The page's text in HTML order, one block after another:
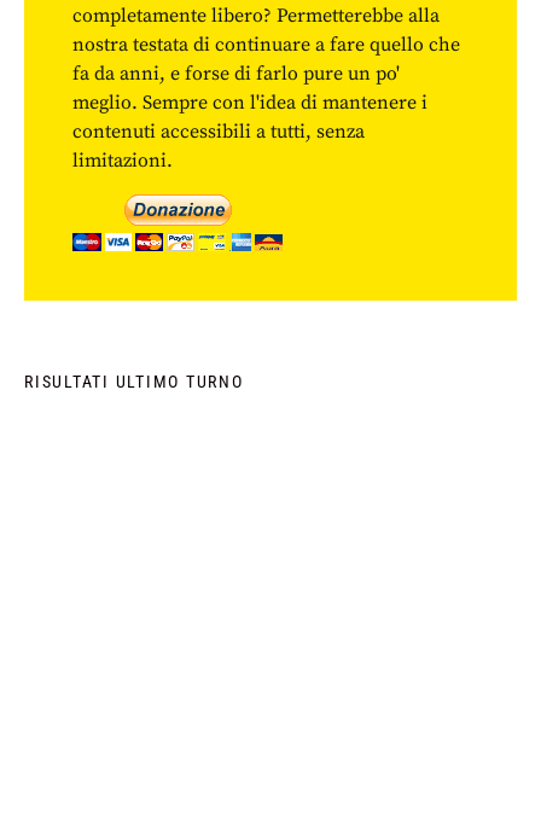
completamente libero? Permetterebbe alla
nostra testata di continuare a fare quello che
fa da anni, e forse di farlo pure un po'
meglio. Sempre con l'idea di mantenere i
contenuti accessibili a tutti, senza
limitazioni.
RISULTATI ULTIMO TURNO